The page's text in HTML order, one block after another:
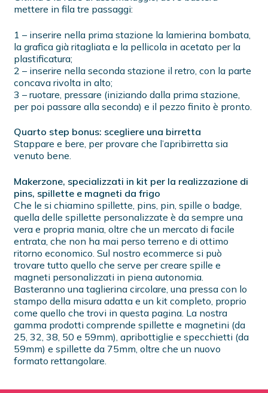
mettere in fila tre passaggi:
1 – inserire nella prima stazione la lamierina bombata,
la grafica già ritagliata e la pellicola in acetato per la
plastificatura;
2 – inserire nella seconda stazione il retro, con la parte
concava rivolta in alto;
3 – ruotare, pressare (iniziando dalla prima stazione,
per poi passare alla seconda) e il pezzo finito è pronto.
Quarto step bonus: scegliere una birretta
Stappare e bere, per provare che l’apribirretta sia
venuto bene.
Makerzone, specializzati in kit per la realizzazione di
pins, spillette e magneti da frigo
Che le si chiamino spillette, pins, pin, spille o badge,
quella delle spillette personalizzate è da sempre una
vera e propria mania, oltre che un mercato di facile
entrata, che non ha mai perso terreno e di ottimo
ritorno economico. Sul nostro ecommerce si può
trovare tutto quello che serve per creare spille e
magneti personalizzati in piena autonomia.
Basteranno una taglierina circolare, una pressa con lo
stampo della misura adatta e un kit completo, proprio
come quello che trovi in questa pagina. La nostra
gamma prodotti comprende spillette e magnetini (da
25, 32, 38, 50 e 59mm), apribottiglie e specchietti (da
59mm) e spillette da 75mm, oltre che un nuovo
formato rettangolare.